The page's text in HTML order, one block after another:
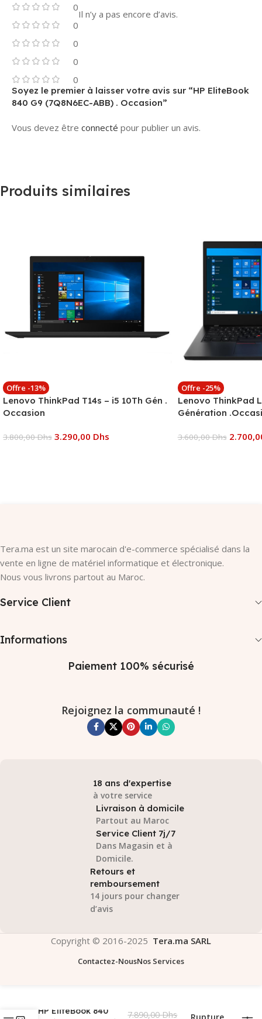
0
0
0
0
0
Il n’y a pas encore d’avis.
Soyez le premier à laisser votre avis sur “HP EliteBook
840 G9 (7Q8N6EC-ABB) . Occasion”
Vous devez être connecté pour publier un avis.
Produits similaires
Offre -13%
Lenovo ThinkPad T14s – i5 10Th Gén .
Occasion
3.800,00Dhs 3.290,00 Dhs
Offre -25%
Lenovo ThinkPad
Génération
3.600,00Dhs
Tera.ma est un site marocain d'e-commerce spécialisé dans la
vente en ligne de matériel informatique et électronique.
Nous vous livrons partout au Maroc.
Service Client
Informations
Paiement 100% sécurisé
Rejoignez la communauté !
18 ans d'expertise
à votre service
Livraison à domicile
Partout au Maroc
Service Client 7j/7
Dans Magasin et à
Domicile.
Retours et
remboursement
14 jours pour changer
d’avis
Copyright © 2016-2025 Tera.ma SARL
Contactez-NousNos Services
HP EliteBook 840
7.890,00Dhs